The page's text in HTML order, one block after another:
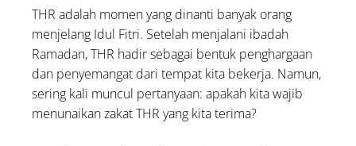
Palestina: Lengkap Arab,
Latin, dan Artinya
THR adalah momen yang dinanti banyak orang
menjelang Idul Fitri. Setelah menjalani ibadah
Ramadan, THR hadir sebagai bentuk penghargaan
dan penyemangat dari tempat kita bekerja. Namun,
sering kali muncul pertanyaan: apakah kita wajib
menunaikan zakat THR yang kita terima?